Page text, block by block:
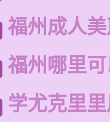
福州成人
福州哪里
学尤克里